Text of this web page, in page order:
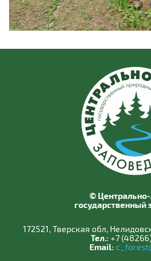
©
государственный
172521, Тверская обл,
Тел.: +7
Email: